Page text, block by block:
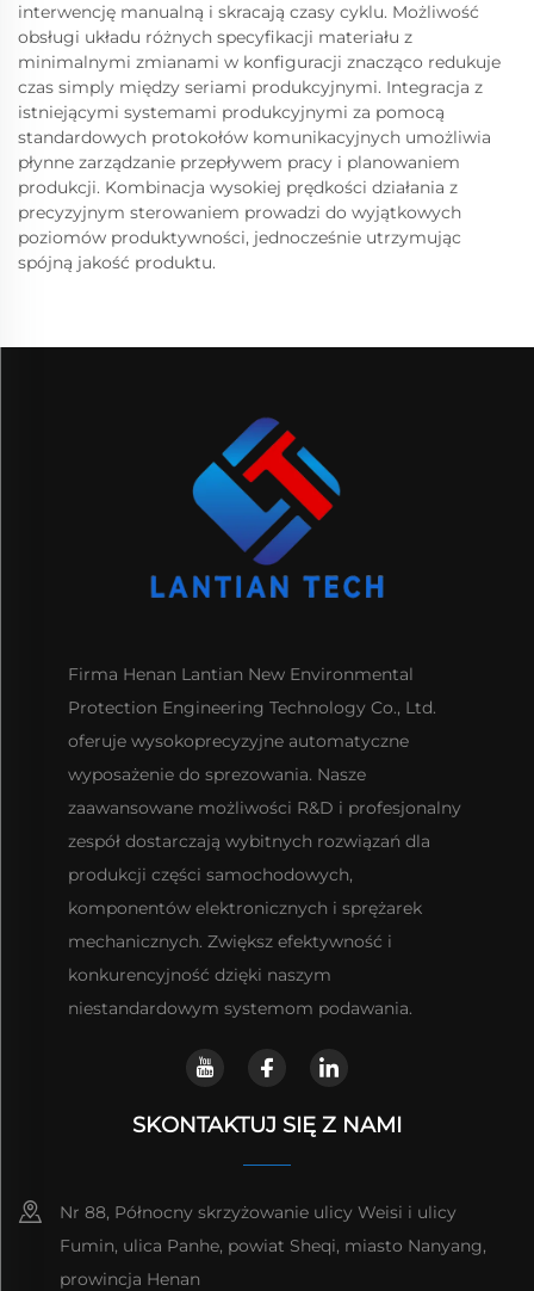
interwencję manualną i skracają czasy cyklu. Możliwość
obsługi układu różnych specyfikacji materiału z
minimalnymi zmianami w konfiguracji znacząco redukuje
czas simply między seriami produkcyjnymi. Integracja z
istniejącymi systemami produkcyjnymi za pomocą
standardowych protokołów komunikacyjnych umożliwia
płynne zarządzanie przepływem pracy i planowaniem
produkcji. Kombinacja wysokiej prędkości działania z
precyzyjnym sterowaniem prowadzi do wyjątkowych
poziomów produktywności, jednocześnie utrzymując
spójną jakość produktu.
Firma Henan Lantian New Environmental
Protection Engineering Technology Co., Ltd.
oferuje wysokoprecyzyjne automatyczne
wyposażenie do sprezowania. Nasze
zaawansowane możliwości R&D i profesjonalny
zespół dostarczają wybitnych rozwiązań dla
produkcji części samochodowych,
komponentów elektronicznych i sprężarek
mechanicznych. Zwiększ efektywność i
konkurencyjność dzięki naszym
niestandardowym systemom podawania.
SKONTAKTUJ SIĘ Z NAMI
Nr 88, Północny skrzyżowanie ulicy Weisi i ulicy
Fumin, ulica Panhe, powiat Sheqi, miasto Nanyang,
prowincja Henan